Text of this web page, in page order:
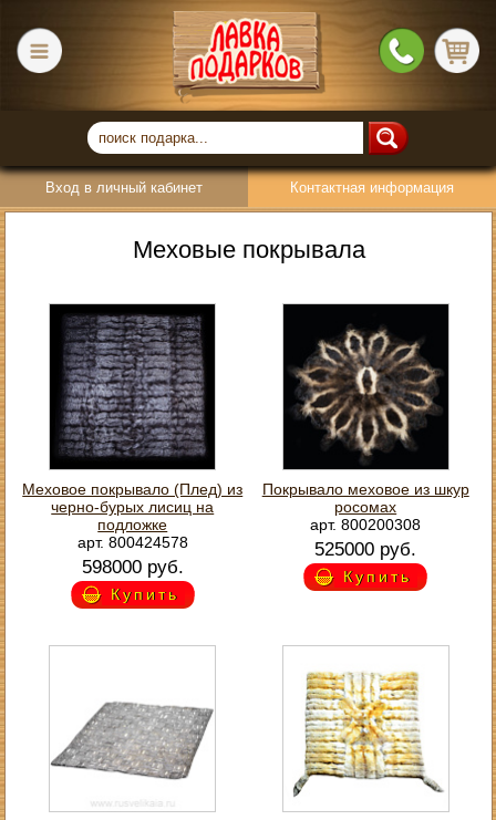
Вход в личный кабинет Контактная информация
Меховые покрывала
Меховое покрывало (Плед) из
черно-бурых лисиц на
подложке
арт. 800424578
598000 руб.
Купить
Покрывало меховое из шкур
росомах
арт. 800200308
525000 руб.
Купить